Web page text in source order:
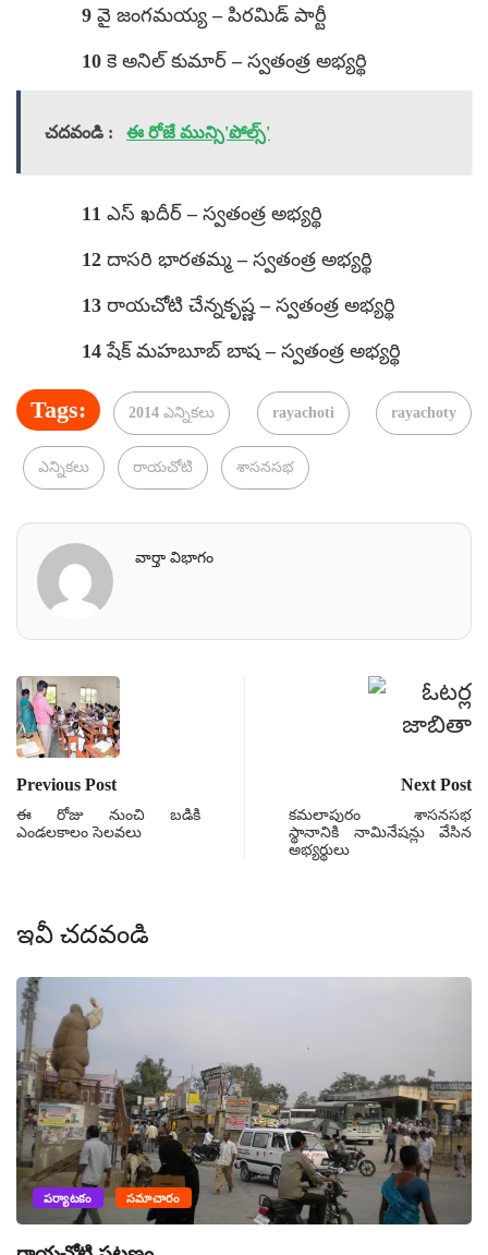
9 వై జంగమయ్య – పిరమిడ్ పార్టీ
10 కె అనిల్ కుమార్ – స్వతంత్ర అభ్యర్థి
చదవండి : ఈ రోజే మున్సి'పోల్స్'
11 ఎస్ ఖదీర్ – స్వతంత్ర అభ్యర్థి
12 దాసరి భారతమ్మ – స్వతంత్ర అభ్యర్థి
13 రాయచోటి చేన్నకృష్ణ – స్వతంత్ర అభ్యర్థి
14 షేక్ మహబూబ్ బాష – స్వతంత్ర అభ్యర్థి
Tags: 2014 ఎన్నికలు rayachoti rayachoty
ఎన్నికలు రాయచోటి శాసనసభ
వార్తా విభాగం
Previous Post
ఈ రోజు నుంచి బడికి
ఎండలకాలం సెలవలు
Next Post
కమలాపురం శాసనసభ
స్థానానికి నామినేషన్లు వేసిన
అభ్యర్థులు
ఇవీ చదవండి
పర్యాటకం సమాచారం